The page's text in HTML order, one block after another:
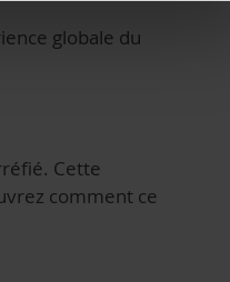
globale du
Cette
comment ce